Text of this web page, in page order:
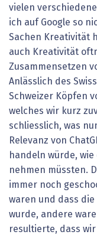
vielen
ich auf Google so
Sachen Kreativität
auch Kreativität
Zusammensetzen
Anlässlich des
Schweizer Köpfen
welches wir kurz
schliesslich, was
Relevanz von
handeln würde,
nehmen müssten.
immer noch
waren und dass
wurde, andere
resultierte, dass